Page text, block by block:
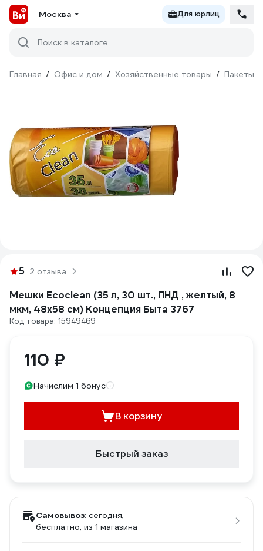
Москва Для юрлиц
Поиск в каталоге
Главная / Офис и дом / Хозяйственные товары / Пакеты
5 2 отзыва
Мешки Ecoclean (35 л, 30 шт., ПНД , желтый, 8
мкм, 48х58 см) Концепция Быта 3767
Код товара: 15949469
110 ₽
Начислим 1 бонус
В корзину
Быстрый заказ
Самовывоз: сегодня,
бесплатно, из 1 магазина